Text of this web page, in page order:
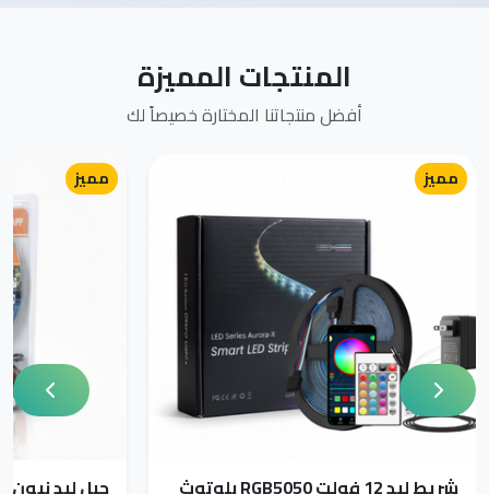
المنتجات المميزة
أفضل منتجاتنا المختارة خصيصاً لك
مميز
شريط ليد 12 فولت RGB5050 بلوتوث
مميز